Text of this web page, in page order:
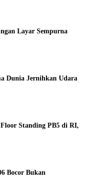
Layar Sempurna
Dunia Jernihkan Udara
Standing PB5 di RI,
Bocor Bukan